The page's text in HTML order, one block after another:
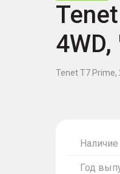
Tenet T7 Prime,
Наличие
Год